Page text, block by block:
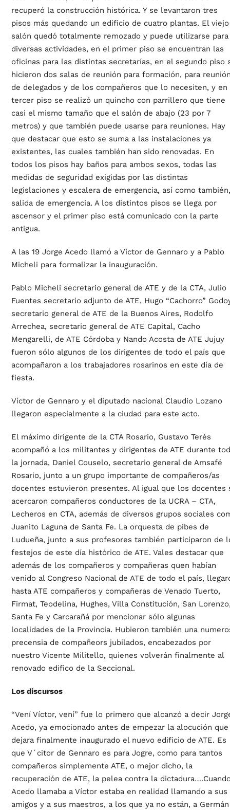
recuperó la construcción histórica. Y se levantaron tres
pisos más quedando un edificio de cuatro plantas. El viejo
salón quedó totalmente remozado y puede utilizarse para
diversas actividades, en el primer piso se encuentran las
oficinas para las distintas secretarías, en el segundo piso
hicieron dos salas de reunión para formación, para
de delegados y de los compañeros que lo necesiten, y en
tercer piso se realizó un quincho con parrillero que tiene
casi el mismo tamaño que el salón de abajo (23 por 7
metros) y que también puede usarse para reuniones. Hay
que destacar que esto se suma a las instalaciones ya
existentes, las cuales también han sido renovadas. En
todos los pisos hay baños para ambos sexos, todas las
medidas de seguridad exigidas por las distintas
legislaciones y escalera de emergencia, así como también,
salida de emergencia. A los distintos pisos se llega por
ascensor y el primer piso está comunicado con la parte
antigua.
A las 19 Jorge Acedo llamó a Víctor de Gennaro y a Pablo
Micheli para formalizar la inauguración.
Pablo Micheli secretario general de ATE y de la CTA, Julio
Fuentes secretario adjunto de ATE, Hugo “Cachorro”
secretario general de ATE de la Buenos Aires, Rodolfo
Arrechea, secretario general de ATE Capital, Cacho
Mengarelli, de ATE Córdoba y Nando Acosta de ATE Jujuy
fueron sólo algunos de los dirigentes de todo el país que
acompañaron a los trabajadores rosarinos en este día de
fiesta.
Víctor de Gennaro y el diputado nacional Claudio Lozano
llegaron especialmente a la ciudad para este acto.
El máximo dirigente de la CTA Rosario, Gustavo Terés
acompañó a los militantes y dirigentes de ATE durante
la jornada, Daniel Couselo, secretario general de Amsafé
Rosario, junto a un grupo importante de compañeros/as
docentes estuvieron presentes. Al igual que los docentes
acercaron compañeros conductores de la UCRA – CTA,
Lecheros en CTA, además de diversos grupos sociales
Juanito Laguna de Santa Fe. La orquesta de pibes de
Ludueña, junto a sus profesores también participaron de
festejos de este día histórico de ATE. Vales destacar que
además de los compañeros y compañeras quen habían
venido al Congreso Nacional de ATE de todo el país,
hasta ATE compañeros y compañeras de Venado Tuerto,
Firmat, Teodelina, Hughes, Villa Constitución, San
Santa Fe y Carcarañá por mencionar sólo algunas
localidades de la Provincia. Hubieron también una
precensia de compañeors jubilados, encabezados por
nuestro Vicente Militello, quienes volverán finalmente al
renovado edifico de la Seccional.
Los discursos
“Vení Víctor, vení” fue lo primero que alcanzó a decir
Acedo, ya emocionado antes de empezar la alocución que
dejara finalmente inaugurado el nuevo edificio de ATE. Es
que V´citor de Gennaro es para Jogre, como para tantos
compañeros simplemente ATE, o mejor dicho, la
recuperación de ATE, la pelea contra la
Acedo llamaba a Víctor estaba en realidad llamando a sus
amigos y a sus maestros, a los que ya no están, a Germán